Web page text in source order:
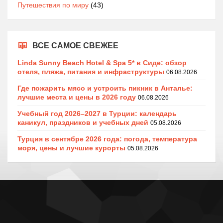
Путешествия по миру (43)
ВСЕ САМОЕ СВЕЖЕЕ
Linda Sunny Beach Hotel & Spa 5* в Сиде: обзор
отеля, пляжа, питания и инфраструктуры 06.08.2026
Где пожарить мясо и устроить пикник в Анталье:
лучшие места и цены в 2026 году 06.08.2026
Учебный год 2026–2027 в Турции: календарь
каникул, праздников и учебных дней 05.08.2026
Турция в сентябре 2026 года: погода, температура
моря, цены и лучшие курорты 05.08.2026